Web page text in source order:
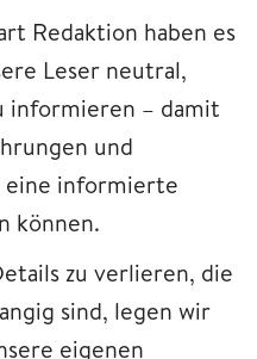
Redaktion haben es
Leser neutral,
informieren – damit
und
eine informierte
können.
zu verlieren, die
sind, legen wir
eigenen